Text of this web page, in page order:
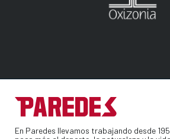
En Paredes llevamos trabajando desde